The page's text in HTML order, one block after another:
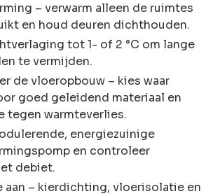
– verwarm alleen de ruimtes
en houd deuren dichthouden.
tot 1- of 2 °C om lange
te vermijden.
de vloeropbouw – kies waar
goed geleidend materiaal en
tegen warmteverlies.
energiezuinige
en controleer
debiet.
aan – kierdichting, vloerisolatie en